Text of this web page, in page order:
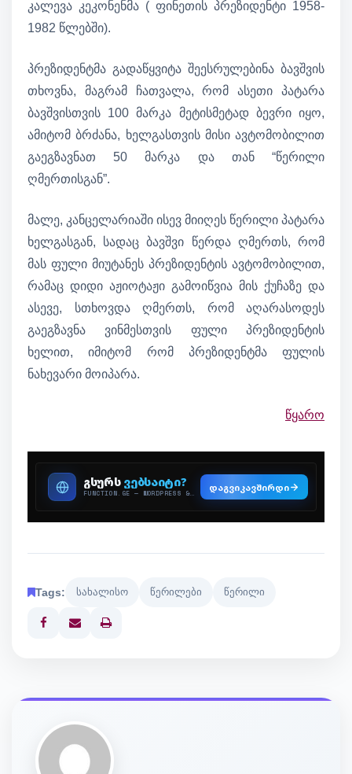
კალევა კეკონენმა ( ფინეთის პრეზიდენტი 1958-
1982 წლებში).
პრეზიდენტმა გადაწყვიტა შეესრულებინა ბავშვის
თხოვნა, მაგრამ ჩათვალა, რომ ასეთი პატარა
ბავშვისთვის 100 მარკა მეტისმეტად ბევრი იყო,
ამიტომ ბრძანა, ხელგასთვის მისი ავტომობილით
გაეგზავნათ 50 მარკა და თან “წერილი
ღმერთისგან”.
მალე, კანცელარიაში ისევ მიიღეს წერილი პატარა
ხელგასგან, სადაც ბავშვი წერდა ღმერთს, რომ
მას ფული მიუტანეს პრეზიდენტის ავტომობილით,
რამაც დიდი აჟიოტაჟი გამოიწვია მის ქუჩაზე და
ასევე, სთხოვდა ღმერთს, რომ აღარასოდეს
გაეგზავნა ვინმესთვის ფული პრეზიდენტის
ხელით, იმიტომ რომ პრეზიდენტმა ფულის
ნახევარი მოიპარა.
წყარო
Tags: სახალისო წერილები წერილი
Print